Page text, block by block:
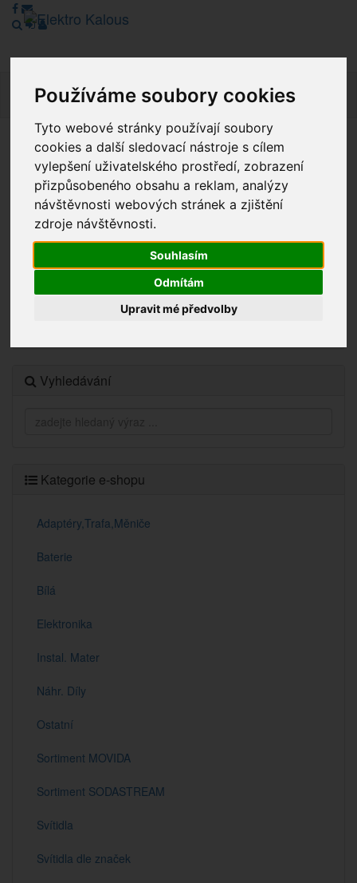
Používáme soubory cookies
Tyto webové stránky používají soubory
cookies a další sledovací nástroje s cílem
vylepšení uživatelského prostředí, zobrazení
přizpůsobeného obsahu a reklam, analýzy
návštěvnosti webových stránek a zjištění
zdroje návštěvnosti.
Souhlasím
Odmítám
Upravit mé předvolby
Vážení zákazníci, v tuto chvíli je Náš internetový obchod v
režimu Katalogu. Objednávky on-line nyní nelze vyřídit.
Děkujeme za pochopení.
Vyhledávání
Kategorie e-shopu
Adaptéry,Trafa,Měniče
Baterie
Bílá
Elektronika
Instal. Mater
Náhr. Díly
Ostatní
Sortiment MOVIDA
Sortiment SODASTREAM
Svítidla
Svítidla dle značek